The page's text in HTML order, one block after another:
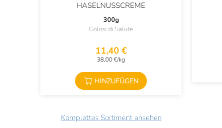
HASELNUSSCREME
300g
Golosi di Salute
11,40 €
38,00 €/kg
HINZUFÜGEN
Komplettes Sortiment ansehen